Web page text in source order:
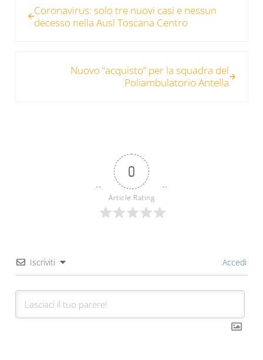
Coronavirus: solo tre nuovi casi e nessun
decesso nella Ausl Toscana Centro
Nuovo “acquisto” per la squadra del
Poliambulatorio Antella
0
Article Rating
Iscriviti Accedi